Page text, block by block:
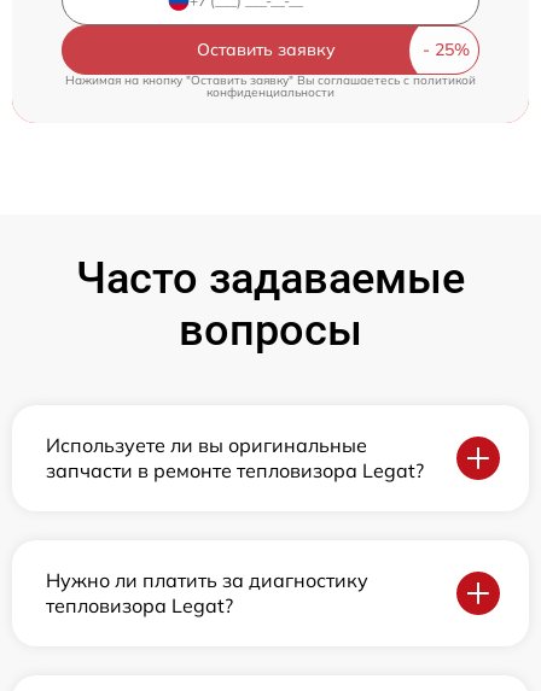
Оставить заявку
Нажимая на кнопку "Оставить заявку" Вы соглашаетесь c политикой
конфиденциальности
Часто задаваемые
вопросы
Используете ли вы оригинальные
запчасти в ремонте тепловизора Legat?
Нужно ли платить за диагностику
тепловизора Legat?